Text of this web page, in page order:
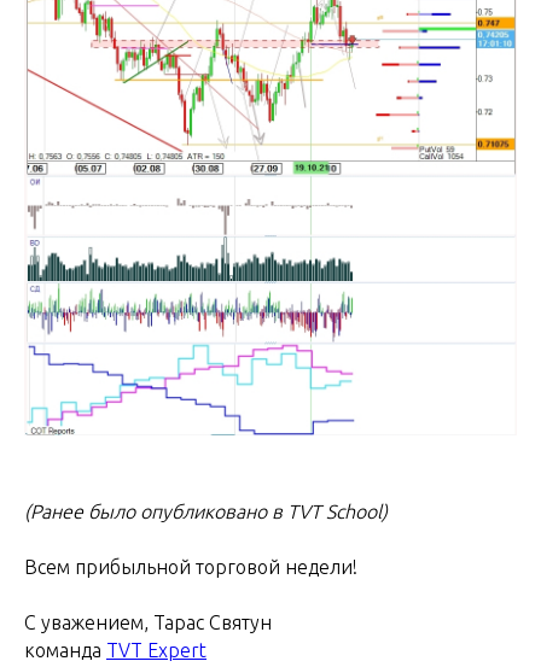
(Ранее было опубликовано в TVT School)
Всем прибыльной торговой недели!
C уважением, Тарас Святун
команда TVT Expert